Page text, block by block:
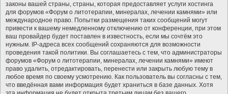
законы вашей страны, страны, которая предоставляет услуги хостинга
для форумов «Форум о литотерапии, минералах, лечении камнями» или
международное право. Попытки размещения таких сообщений могут
привести к вашему немедленному отключению от конференции, при этом
ваш провайдер будет поставлен в известность, если мы сочтём это
нужным. IP-адреса всех сообщений сохраняются для возможности
проведения такой политики. Вы соглашаетесь с тем, что администраторы
форумов «Форум о литотерапии, минералах, лечении камнями» имеют
право удалить, отредактировать, перенести или закрыть любую тему в
любое время по своему усмотрению. Как пользователь вы согласны с тем,
что введённая вами информация будет храниться в базе данных. Хотя